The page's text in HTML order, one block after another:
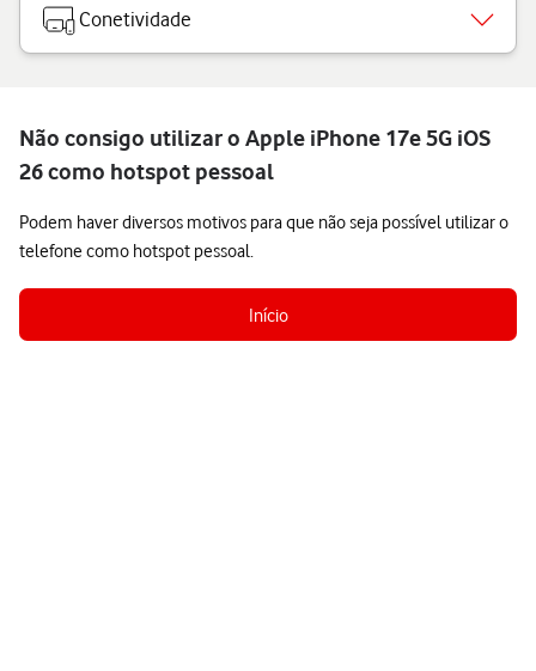
Conetividade
Não consigo utilizar o Apple iPhone 17e 5G iOS
26 como hotspot pessoal
Podem haver diversos motivos para que não seja possível utilizar o
telefone como hotspot pessoal.
Início